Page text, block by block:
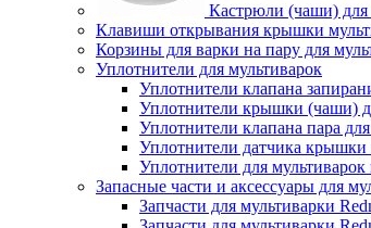
Кастрюли (чаши) для
Клавиши открывания крышки
Корзины для варки на пару для
Уплотнители для мультиварок
Уплотнители клапана
Уплотнители крышки (чаши)
Уплотнители клапана пара
Уплотнители датчика крышки
Уплотнители для мультиварок
Запасные части и аксессуары для
Запчасти для мультиварки